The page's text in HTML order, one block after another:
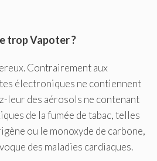
trop Vapoter ?
Contrairement aux
électroniques ne contiennent
leur des aérosols ne contenant
de la fumée de tabac, telles
ou le monoxyde de carbone,
des maladies cardiaques.